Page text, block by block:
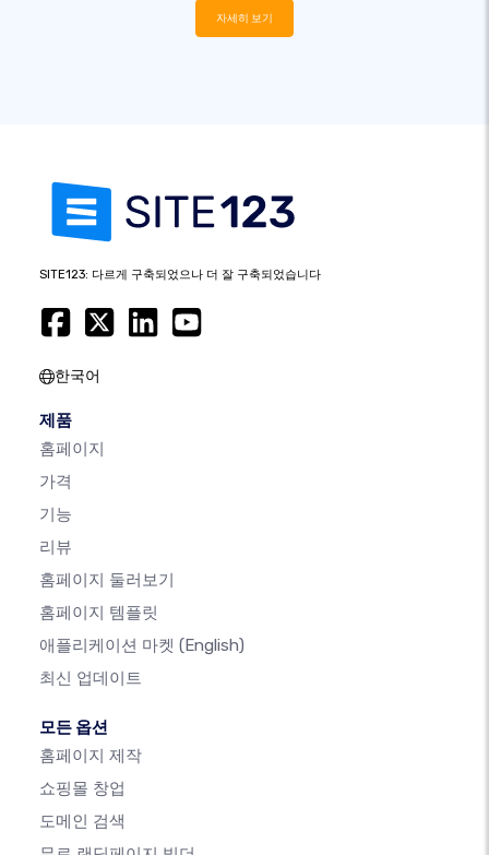
자세히 보기
SITE123: 다르게 구축되었으나 더 잘 구축되었습니다
한국어
제품
홈페이지
가격
기능
리뷰
홈페이지 둘러보기
홈페이지 템플릿
애플리케이션 마켓 (English)
최신 업데이트
모든 옵션
홈페이지 제작
쇼핑몰 창업
도메인 검색